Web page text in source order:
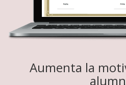
Aumenta la